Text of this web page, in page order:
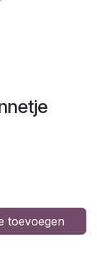
toevoegen